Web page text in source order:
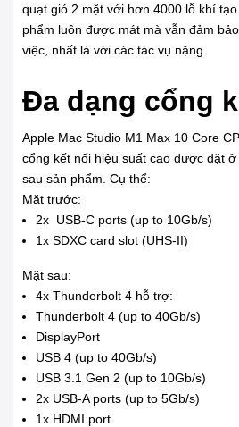
quạt gió 2 mặt với hơn 4000 lỗ khí
phẩm luôn được mát mà vẫn đảm
việc, nhất là với các tác vụ nặng.
Đa dạng cổng
Apple Mac Studio M1 Max 10 Core
cổng kết nối hiệu suất cao được đặt
sau sản phẩm. Cụ thể:
Mặt trước:
2x USB-C ports (up to 10Gb/s)
1x SDXC card slot (UHS-II)
Mặt sau:
4x Thunderbolt 4 hỗ trợ:
Thunderbolt 4 (up to 40Gb/s)
DisplayPort
USB 4 (up to 40Gb/s)
USB 3.1 Gen 2 (up to 10Gb/s)
2x USB-A ports (up to 5Gb/s)
1x HDMI port